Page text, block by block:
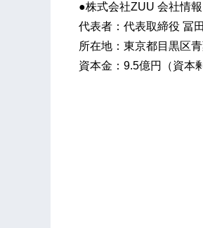
●株式会社ZUU 会社情報
代表者：代表取締役 冨
所在地：東京都目黒区
資本金：9.5億円（資本